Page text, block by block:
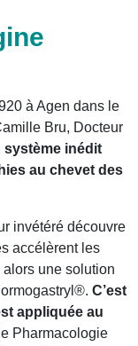
à Agen dans le
Bru, Docteur
système inédit
au chevet des
invétéré découvre
accélèrent les
une solution
C’est
appliquée au
Pharmacologie